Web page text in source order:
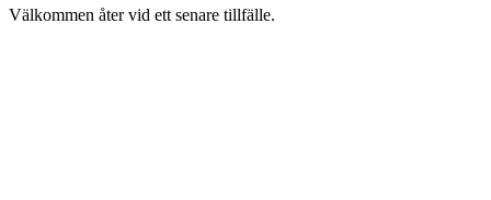
Välkommen åter vid ett senare tillfälle.